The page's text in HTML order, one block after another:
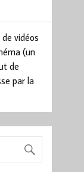
vidéos
(un
de
par la